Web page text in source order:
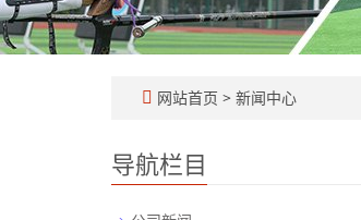
网站首页 > 新闻中心
导航栏目